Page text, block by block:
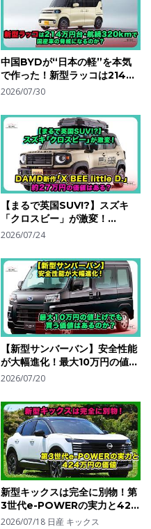
中国BYDが“日本の軽”を本気
で作った！新型ラッコは214万
円台・航続320kmで国産車の
ッコ #bydracco
2026/07/30
【まるで英国SUV!?】スズキ
「クロスビー」が激変！
DAMD新作「X BEE little
る？| #スズキ #クロスビー
#suzukiXBEE
2026/07/24
【新型サンバーバン】安全性能
が大幅進化！最大10万円の値上
げでも買う価値はあるのか？| #
#subarusambar
2026/07/20
新型キックスは完全に別物！第
3世代e-POWERの実力と424
万円の価値| #日産 #キックス
2026/07/18 日産 キックス